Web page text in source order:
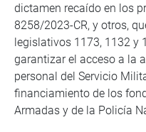
dictamen recaído en los
8258/2023-CR, y otros,
legislativos 1173, 1132 y
garantizar el acceso a la
personal del Servicio
financiamiento de los
Armadas y de la Policía